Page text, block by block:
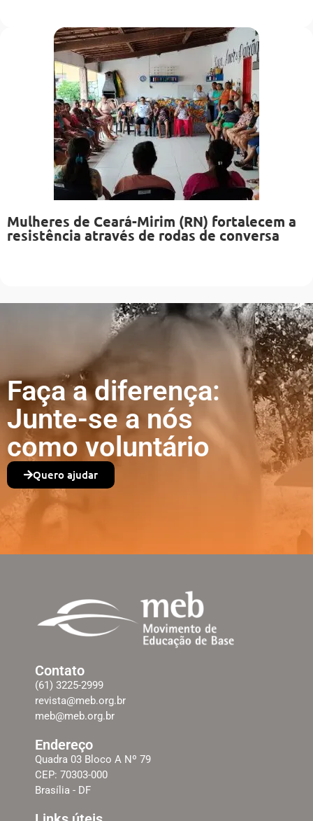
Mulheres de Ceará-Mirim (RN) fortalecem a
resistência através de rodas de conversa
Faça a diferença:
Junte-se a nós
como voluntário
Quero ajudar
Contato
(61) 3225-2999
revista@meb.org.br
meb@meb.org.br
Endereço
Quadra 03 Bloco A Nº 79
CEP: 70303-000
Brasília - DF